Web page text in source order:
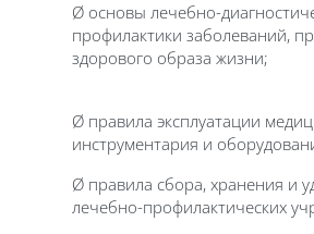
Ø основы лечебно-
профилактики заболеваний,
здорового образа
Ø правила эксплуатации
инструментария и
Ø правила сбора, хранения и
лечебно-профилактических